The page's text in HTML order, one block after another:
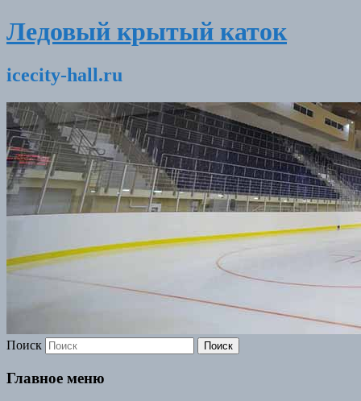
Ледовый крытый каток
icecity-hall.ru
Поиск
Главное меню